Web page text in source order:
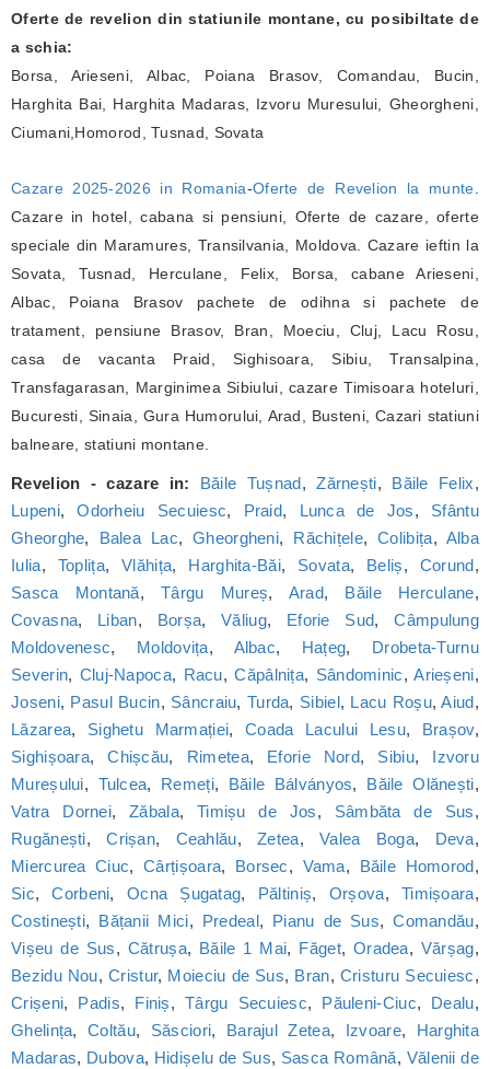
Oferte de revelion din statiunile montane, cu posibiltate de
a schia:
Borsa, Arieseni, Albac, Poiana Brasov, Comandau, Bucin,
Harghita Bai, Harghita Madaras, Izvoru Muresului, Gheorgheni,
Ciumani,Homorod, Tusnad, Sovata
Cazare 2025-2026 in Romania-Oferte de Revelion la munte
Cazare in hotel, cabana si pensiuni, Oferte de cazare, oferte
speciale din Maramures, Transilvania, Moldova. Cazare ieftin la
Sovata, Tusnad, Herculane, Felix, Borsa, cabane Arieseni,
Albac, Poiana Brasov pachete de odihna si pachete de
tratament, pensiune Brasov, Bran, Moeciu, Cluj, Lacu Rosu,
casa de vacanta Praid, Sighisoara, Sibiu, Transalpina,
Transfagarasan, Marginimea Sibiului, cazare Timisoara hoteluri,
Bucuresti, Sinaia, Gura Humorului, Arad, Busteni, Cazari statiuni
balneare, statiuni montane.
Revelion - cazare in: Băile Tușnad,Zărnești, Băile Felix,
Lupeni,Odorheiu Secuiesc, Praid, Lunca de Jos, Sfântu
Gheorghe, Balea Lac,Gheorgheni, Răchițele,Colibița, Alba
Iulia, Toplița,Vlăhița, Harghita-Băi, Sovata, Beliș, Corund,
Sasca Montană,Târgu Mureș, Arad, Băile Herculane,
Covasna, Liban, Borșa,Văliug, Eforie Sud,Câmpulung
Moldovenesc, Moldovița, Albac, Hațeg, Drobeta-Turnu
Severin, Cluj-Napoca, Racu,Căpâlnița, Sândominic,Arieșeni,
Joseni, Pasul Bucin, Sâncraiu, Turda, Sibiel, Lacu Roșu,Aiud,
Lăzarea, Sighetu Marmației,Coada Lacului Lesu, Brașov,
Sighișoara,Chișcău, Rimetea, Eforie Nord, Sibiu, Izvoru
Mureșului, Tulcea, Remeți, Băile Bálványos, Băile Olănești,
Vatra Dornei,Zăbala, Timișu de Jos, Sâmbăta de Sus,
Rugănești,Crișan, Ceahlău,Zetea,Valea Boga, Deva,
Miercurea Ciuc,Cârțișoara, Borsec, Vama, Băile Homorod,
Sic,Corbeni, Ocna Șugatag, Păltiniș, Orșova, Timișoara,
Costinești, Bățanii Mici, Predeal, Pianu de Sus,Comandău,
Vișeu de Sus, Cătrușa, Băile 1 Mai, Făget, Oradea, Vărșag,
Bezidu Nou,Cristur, Moieciu de Sus, Bran, Cristuru Secuiesc,
Crișeni, Padis, Finiș,Târgu Secuiesc, Păuleni-Ciuc, Dealu,
Ghelința,Coltău, Săsciori, Barajul Zetea, Izvoare, Harghita
Madaras, Dubova, Hidișelu de Sus, Sasca Română, Vălenii de